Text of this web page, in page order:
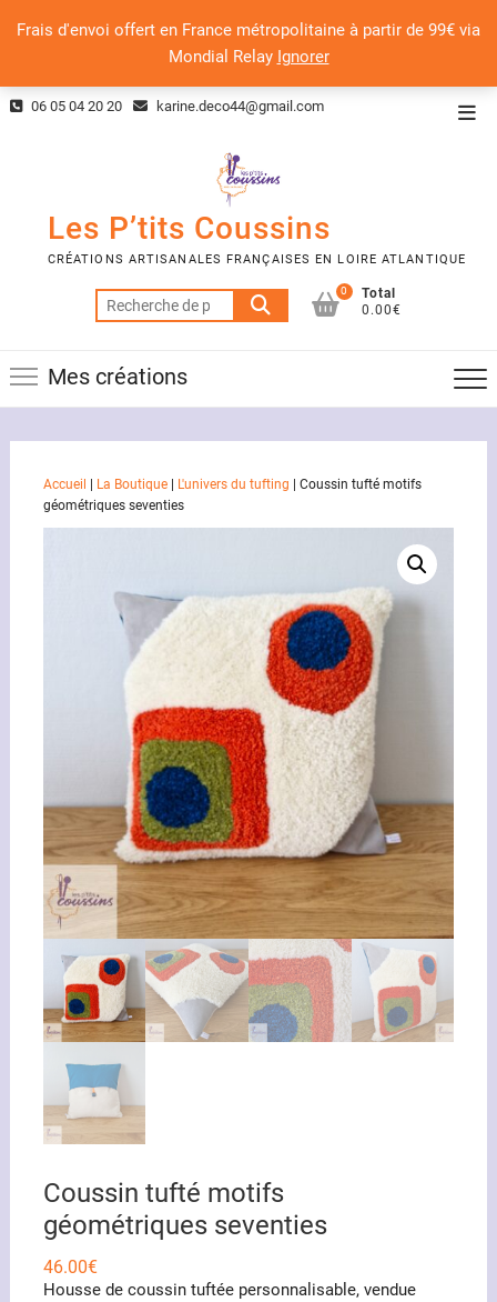
Frais d'envoi offert en France métropolitaine à partir de 99€ via
Mondial Relay Ignorer
Skip 06 05 04 20 20 karine.deco44@gmail.com
Les P’tits Coussins
CRÉATIONS ARTISANALES FRANÇAISES EN LOIRE ATLANTIQUE
Recherche
pour :
0
Total
0.00€
Mes créations
Accueil La Boutique| L'univers du tufting
Coussin tufté motifs
géométriques seventies
Coussin tufté motifs
géométriques seventies
46.00€
Housse de coussin tuftée personnalisable, vendue